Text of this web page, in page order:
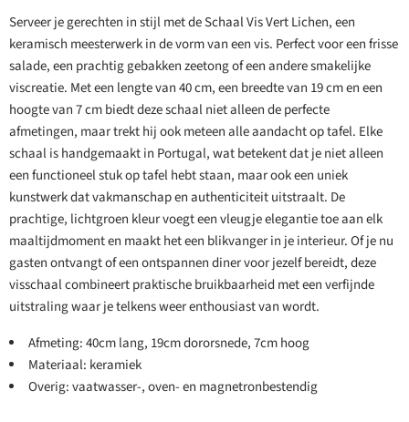
Serveer je gerechten in stijl met de Schaal Vis Vert Lichen, een
keramisch meesterwerk in de vorm van een vis. Perfect voor een frisse
salade, een prachtig gebakken zeetong of een andere smakelijke
viscreatie. Met een lengte van 40 cm, een breedte van 19 cm en een
hoogte van 7 cm biedt deze schaal niet alleen de perfecte
afmetingen, maar trekt hij ook meteen alle aandacht op tafel. Elke
schaal is handgemaakt in Portugal, wat betekent dat je niet alleen
een functioneel stuk op tafel hebt staan, maar ook een uniek
kunstwerk dat vakmanschap en authenticiteit uitstraalt. De
prachtige, lichtgroen kleur voegt een vleugje elegantie toe aan elk
maaltijdmoment en maakt het een blikvanger in je interieur. Of je nu
gasten ontvangt of een ontspannen diner voor jezelf bereidt, deze
visschaal combineert praktische bruikbaarheid met een verfijnde
uitstraling waar je telkens weer enthousiast van wordt.
Afmeting: 40cm lang, 19cm dororsnede, 7cm hoog
Materiaal: keramiek
Overig: vaatwasser-, oven- en magnetronbestendig